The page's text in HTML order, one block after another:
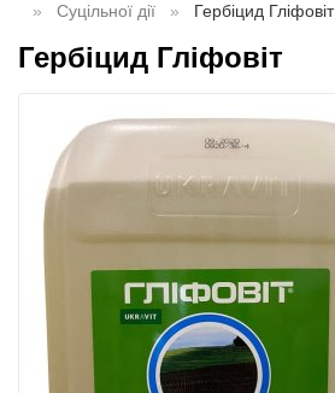
Суцільної дії
Гербіцид Гліфовіт
Гербіцид Гліфовіт